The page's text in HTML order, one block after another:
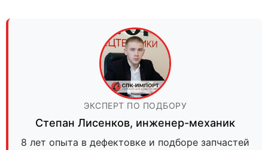
ЭКСПЕРТ ПО ПОДБОРУ
Степан Лисенков, инженер-механик
8 лет опыта в дефектовке и подборе запчастей